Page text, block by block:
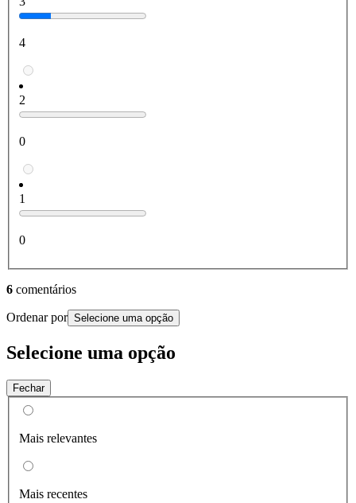
4
2
0
1
0
6 comentários
Ordenar por Selecione uma opção
Selecione uma opção
Fechar
Mais relevantes
Mais recentes